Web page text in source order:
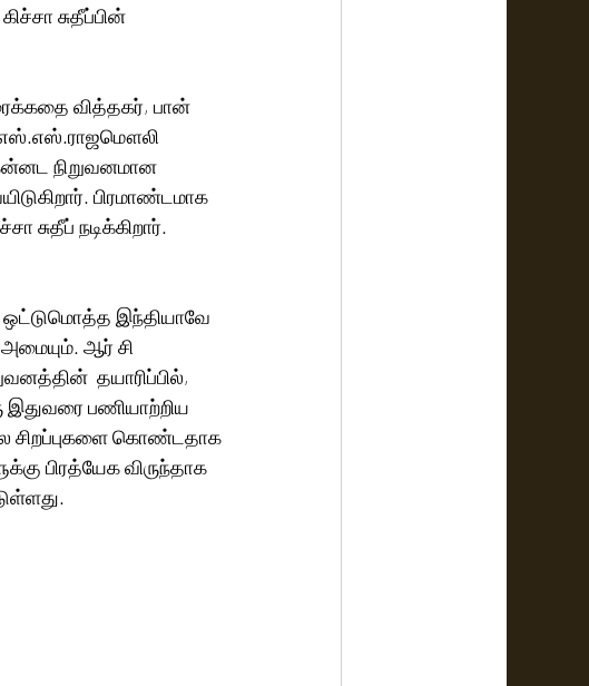
சுதீப்பின்
வித்தகர், பான்
எஸ்.எஸ்.ராஜமௌலி
கன்னட நிறுவனமான
பிரமாண்டமாக
சுதீப் நடிக்கிறார்.
ஒட்டுமொத்த இந்தியாவே
ஆர் சி
தயாரிப்பில்,
இதுவரை பணியாற்றிய
சிறப்புகளை கொண்டதாக
பிரத்யேக விருந்தாக